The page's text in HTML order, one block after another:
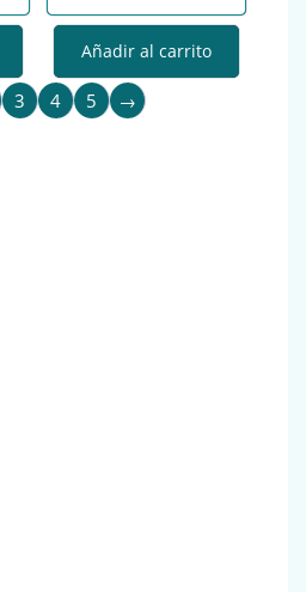
Añadir al carrito
3 4 5 →